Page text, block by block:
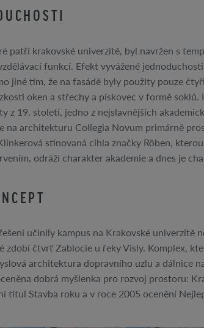
patří krakovské univerzitě, byl navržen s
funkcí. Efekt vyvážené
jiné tím, že na fasádě byly použity pouze
oken a střechy a pískovec v formě
z 19. století, jedno z nejslavnějších
na architekturu Collegia Novum primárně
stínovaná cihla značky Röben,
odráží charakter akademie a dnes je
učinily kampus na Krakovské univerzitě
zdobí čtvrť Zablocie u řeky Visly. Komplex,
architektura dopravního uzlu a dálnice
dobrá myšlenka pro rozvoj prostoru:
titul Stavba roku a v roce 2005 ocenění